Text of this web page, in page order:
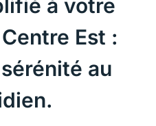
à votre
Est :
au